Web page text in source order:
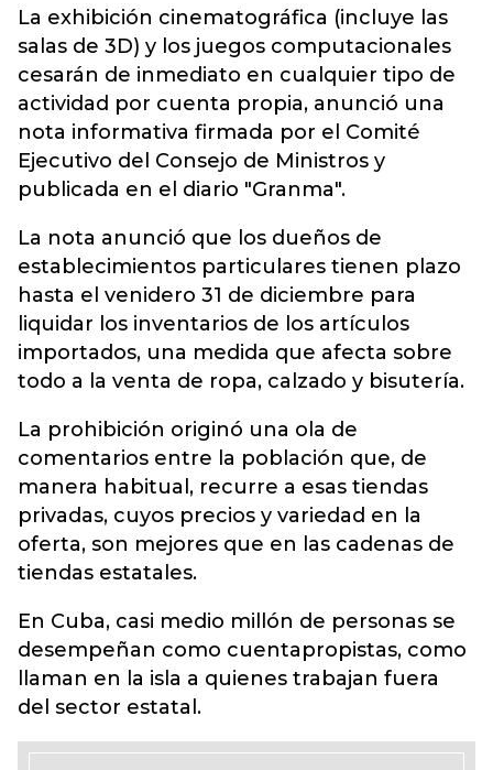
La exhibición cinematográfica (incluye las
salas de 3D) y los juegos computacionales
cesarán de inmediato en cualquier tipo de
actividad por cuenta propia, anunció una
nota informativa firmada por el Comité
Ejecutivo del Consejo de Ministros y
publicada en el diario "Granma".
La nota anunció que los dueños de
establecimientos particulares tienen plazo
hasta el venidero 31 de diciembre para
liquidar los inventarios de los artículos
importados, una medida que afecta sobre
todo a la venta de ropa, calzado y bisutería.
La prohibición originó una ola de
comentarios entre la población que, de
manera habitual, recurre a esas tiendas
privadas, cuyos precios y variedad en la
oferta, son mejores que en las cadenas de
tiendas estatales.
En Cuba, casi medio millón de personas se
desempeñan como cuentapropistas, como
llaman en la isla a quienes trabajan fuera
del sector estatal.